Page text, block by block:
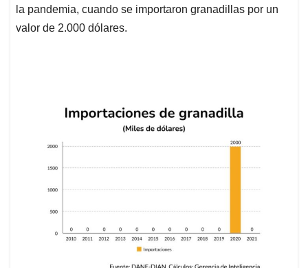
la pandemia, cuando se importaron granadillas por un
valor de 2.000 dólares.